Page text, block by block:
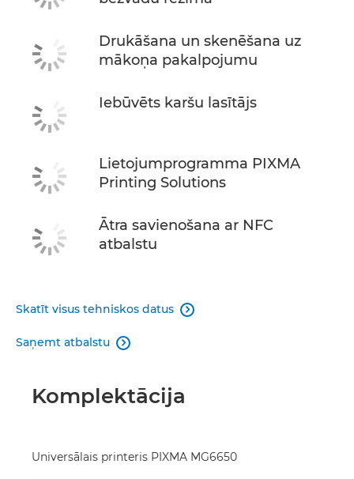
Drukāšana un skenēšana uz
mākoņa pakalpojumu
Iebūvēts karšu lasītājs
Lietojumprogramma PIXMA
Printing Solutions
Ātra savienošana ar NFC
atbalstu
Skatīt visus tehniskos datus 
Saņemt atbalstu 
Komplektācija
Universālais printeris PIXMA MG6650